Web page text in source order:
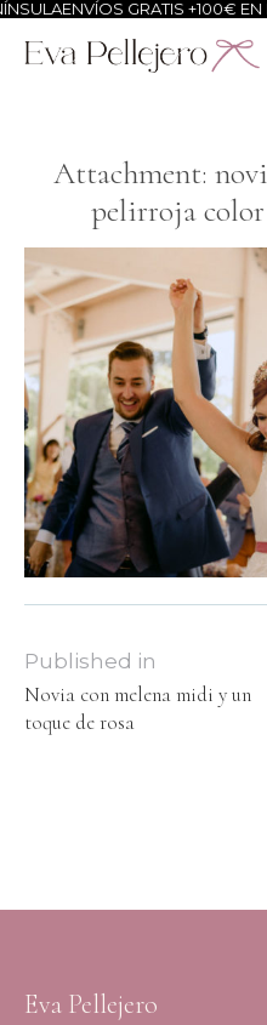
ENVÍOS GRATIS +100€ EN
Attachment:
pelirroja color
Published in
Novia con melena midi y un
toque de rosa
Eva Pellejero